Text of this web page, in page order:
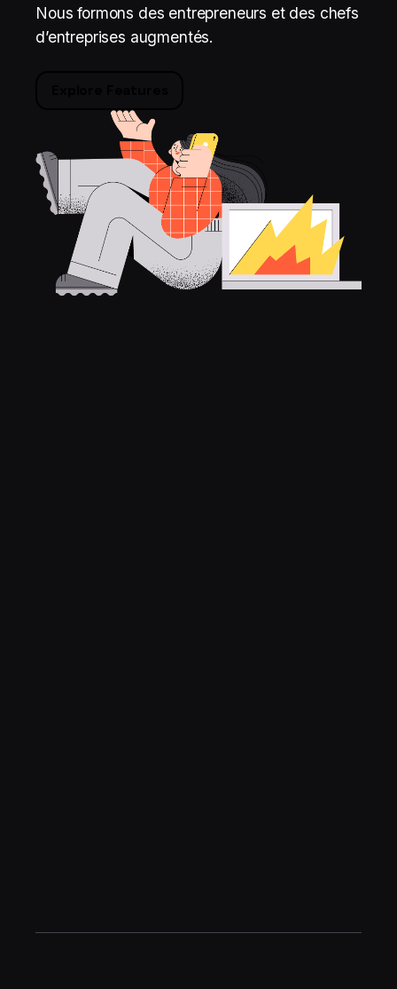
Nous formons des entrepreneurs et des chefs
d’entreprises augmentés.